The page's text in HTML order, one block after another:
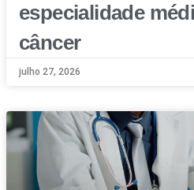
especialidade
câncer
julho 27, 2026